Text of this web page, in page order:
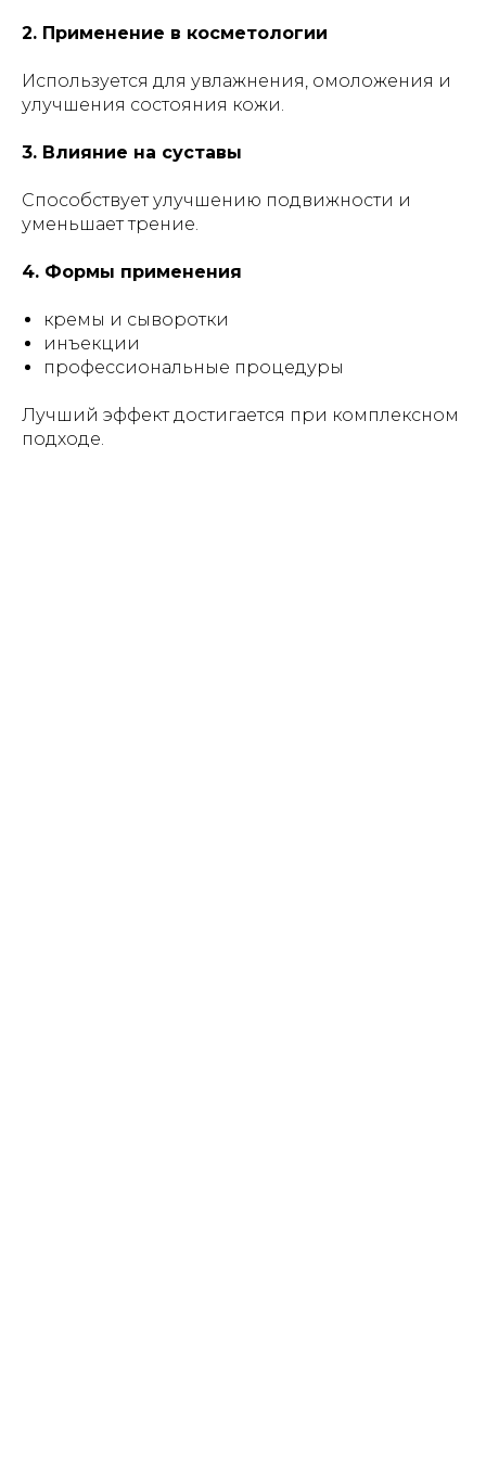
2. Применение в косметологии
Используется для увлажнения, омоложения и
улучшения состояния кожи.
3. Влияние на суставы
Способствует улучшению подвижности и
уменьшает трение.
4. Формы применения
кремы и сыворотки
инъекции
профессиональные процедуры
Лучший эффект достигается при комплексном
подходе.